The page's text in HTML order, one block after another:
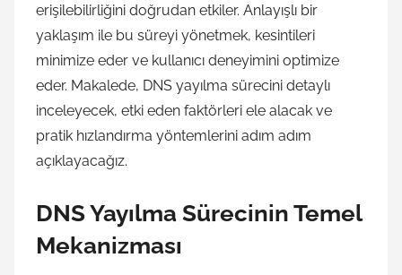
erişilebilirliğini doğrudan etkiler. Anlayışlı bir
yaklaşım ile bu süreyi yönetmek, kesintileri
minimize eder ve kullanıcı deneyimini optimize
eder. Makalede, DNS yayılma sürecini detaylı
inceleyecek, etki eden faktörleri ele alacak ve
pratik hızlandırma yöntemlerini adım adım
açıklayacağız.
DNS Yayılma Sürecinin Temel
Mekanizması